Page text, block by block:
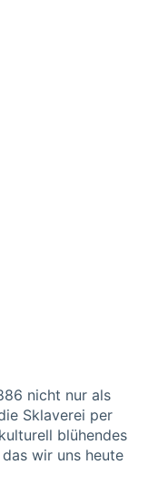
nicht nur als
Sklaverei per
blühendes
das wir uns heute